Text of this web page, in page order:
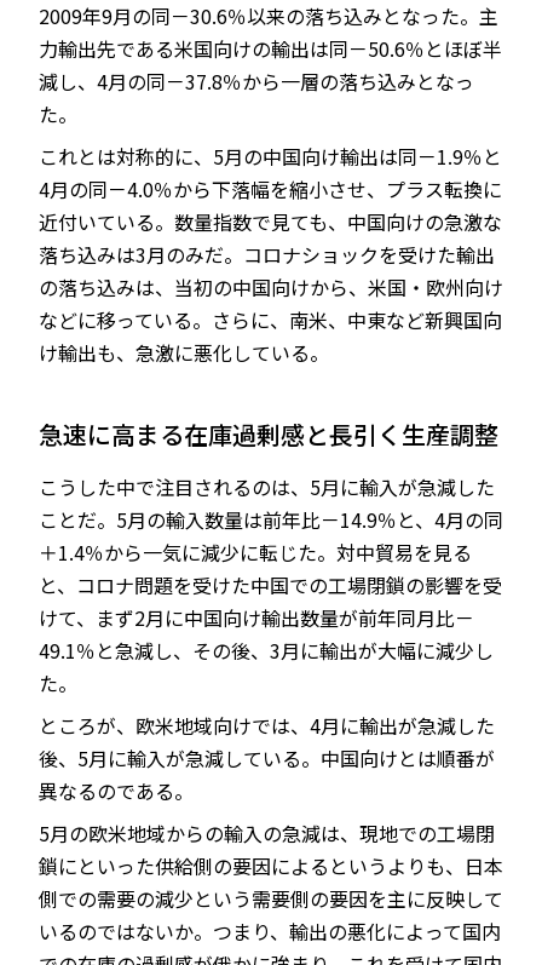
2009年9月の同－30.6％以来の落ち込みとなった。主
力輸出先である米国向けの輸出は同－50.6％とほぼ半
減し、4月の同－37.8％から一層の落ち込みとなっ
た。
これとは対称的に、5月の中国向け輸出は同－1.9％と
4月の同－4.0％から下落幅を縮小させ、プラス転換に
近付いている。数量指数で見ても、中国向けの急激な
落ち込みは3月のみだ。コロナショックを受けた輸出
の落ち込みは、当初の中国向けから、米国・欧州向け
などに移っている。さらに、南米、中東など新興国向
け輸出も、急激に悪化している。
急速に高まる在庫過剰感と長引く生産調整
こうした中で注目されるのは、5月に輸入が急減した
ことだ。5月の輸入数量は前年比－14.9％と、4月の同
＋1.4％から一気に減少に転じた。対中貿易を見る
と、コロナ問題を受けた中国での工場閉鎖の影響を受
けて、まず2月に中国向け輸出数量が前年同月比－
49.1％と急減し、その後、3月に輸出が大幅に減少し
た。
ところが、欧米地域向けでは、4月に輸出が急減した
後、5月に輸入が急減している。中国向けとは順番が
異なるのである。
5月の欧米地域からの輸入の急減は、現地での工場閉
鎖にといった供給側の要因によるというよりも、日本
側での需要の減少という需要側の要因を主に反映して
いるのではないか。つまり、輸出の悪化によって国内